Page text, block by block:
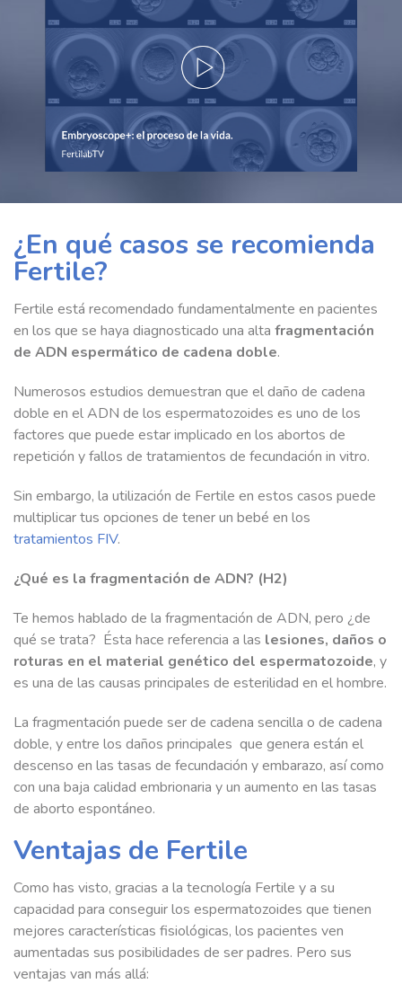
¿En qué casos se recomienda
Fertile?
Fertile está recomendado fundamentalmente en pacientes
en los que se haya diagnosticado una alta fragmentación
de ADN espermático de cadena doble.
Numerosos estudios demuestran que el daño de cadena
doble en el ADN de los espermatozoides es uno de los
factores que puede estar implicado en los abortos de
repetición y fallos de tratamientos de fecundación in vitro.
Sin embargo, la utilización de Fertile en estos casos puede
multiplicar tus opciones de tener un bebé en los
tratamientos FIV.
¿Qué es la fragmentación de ADN? (H2)
Te hemos hablado de la fragmentación de ADN, pero ¿de
qué se trata? Ésta hace referencia a las lesiones, daños o
roturas en el material genético del espermatozoide, y
es una de las causas principales de esterilidad en el hombre.
La fragmentación puede serde cadena sencilla o de cadena
doble, y entre los daños principales que genera están el
descenso en las tasas de fecundación y embarazo, así como
con una baja calidad embrionaria y un aumento en las tasas
de aborto espontáneo.
Ventajas de Fertile
Como has visto, gracias a la tecnología Fertile y a su
capacidad para conseguir los espermatozoides que tienen
mejores características fisiológicas, los pacientes ven
aumentadas sus posibilidades de ser padres. Pero sus
ventajas van más allá: